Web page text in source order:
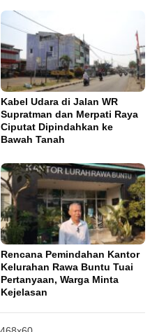
Kabel Udara di Jalan WR
Supratman dan Merpati Raya
Ciputat Dipindahkan ke
Bawah Tanah
Rencana Pemindahan Kantor
Kelurahan Rawa Buntu Tuai
Pertanyaan, Warga Minta
Kejelasan